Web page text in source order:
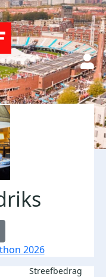
2026
Streefbedrag